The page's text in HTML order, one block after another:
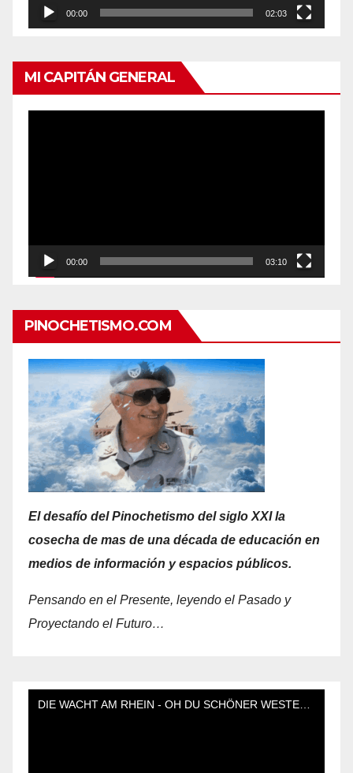
00:00 02:03
MI CAPITÁN GENERAL
00:00 03:10
PINOCHETISMO.COM
El desafío del Pinochetismo del siglo XXI la
cosecha de mas de una década de educación en
medios de información y espacios públicos.
Pensando en el Presente, leyendo el Pasado y
Proyectando el Futuro…